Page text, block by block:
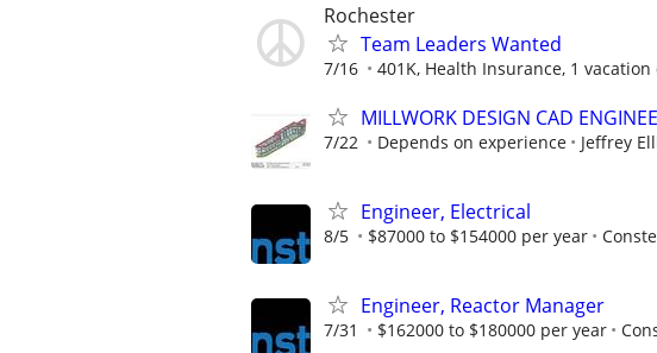
Rochester
Team Leaders Wanted
7/16 401K, Health Insurance, 1 vacation
MILLWORK DESIGN CAD
7/22 Depends on experience Jeffrey
Engineer, Electrical
8/5 $87000 to $154000 per year
Engineer, Reactor Manager
7/31 $162000 to $180000 per year